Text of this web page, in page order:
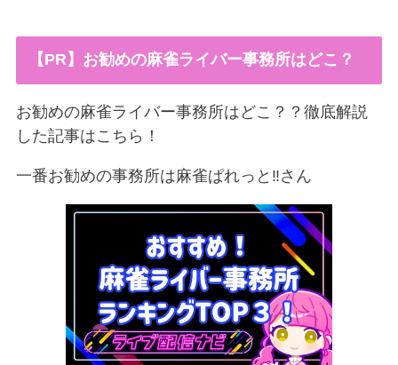
【PR】お勧めの麻雀ライバー事務所はどこ？
お勧めの麻雀ライバー事務所はどこ？？徹底解説
した記事はこちら！
一番お勧めの事務所は麻雀ぱれっと‼︎さん